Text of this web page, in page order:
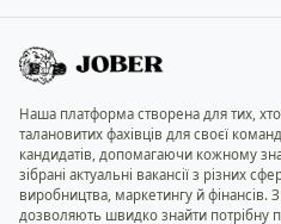
Наша платформа створена для тих,
талановитих фахівців для своєї
кандидатів, допомагаючи кожному
зібрані актуальні вакансії з різних
виробництва, маркетингу й фінансів.
дозволяють швидко знайти потрібну